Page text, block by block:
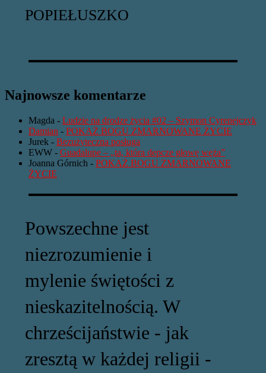
POPIEŁUSZKO
Najnowsze komentarze
Magda - Ludzie na drodze życia #02 – Szymon Cyrenejczyk
Damian - POKAŻ BOGU ZMARNOWANE ŻYCIE
Jurek - Bezużyteczna posługa
EWW - Guadalupe – „ta, która depcze głowę węża”
Joanna Górnich - POKAŻ BOGU ZMARNOWANE
ŻYCIE
Powszechne jest
niezrozumienie i
mylenie świętości z
nieskazitelnością. W
chrześcijaństwie - jak
zresztą w każdej religii -